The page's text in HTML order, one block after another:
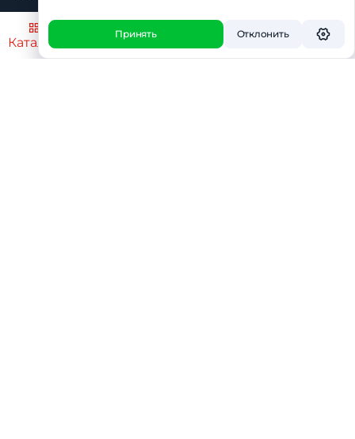
Каталог Поиск Избранное Профиль
Принять Отклонить